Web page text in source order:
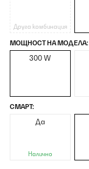
Друга комбинация
МОЩНОСТ НА МОДЕЛА:
300 W
СМАРТ:
Да
Налично